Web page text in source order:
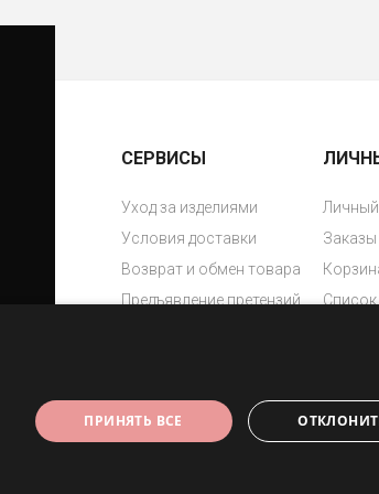
СЕРВИСЫ
Уход за изделиями
Условия доставки
Возврат и обмен товара
Предъявление претензий
Заказы
ПРИНЯТЬ ВСЕ